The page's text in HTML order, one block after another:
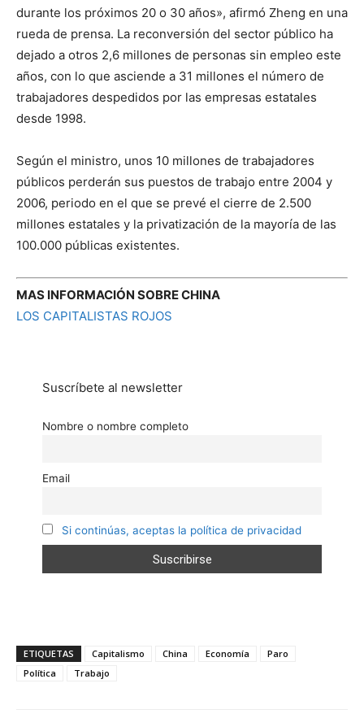
durante los próximos 20 o 30 años», afirmó Zheng en una
rueda de prensa. La reconversión del sector público ha
dejado a otros 2,6 millones de personas sin empleo este
años, con lo que asciende a 31 millones el número de
trabajadores despedidos por las empresas estatales
desde 1998.
Según el ministro, unos 10 millones de trabajadores
públicos perderán sus puestos de trabajo entre 2004 y
2006, periodo en el que se prevé el cierre de 2.500
millones estatales y la privatización de la mayoría de las
100.000 públicas existentes.
MAS INFORMACIÓN SOBRE CHINA
LOS CAPITALISTAS ROJOS
Suscríbete al newsletter
Nombre o nombre completo
Email
Si continúas, aceptas la política de privacidad
ETIQUETAS Capitalismo China Economía
Paro
Política
Trabajo